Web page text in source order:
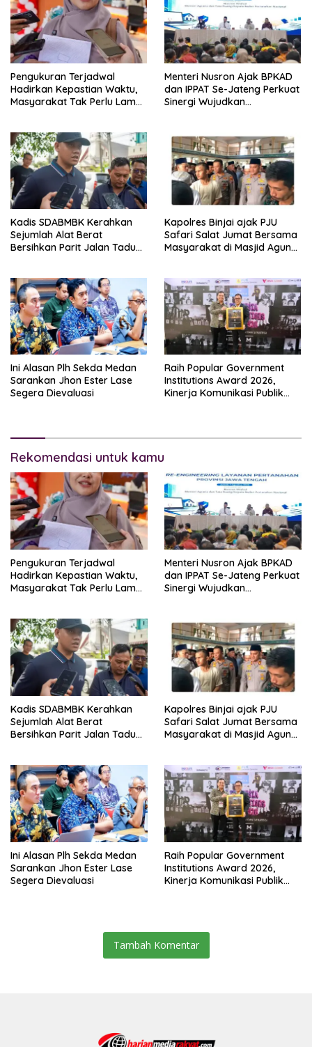
Pengukuran Terjadwal
Hadirkan Kepastian Waktu,
Masyarakat Tak Perlu Lama
Menteri Nusron Ajak BPKAD
dan IPPAT Se-Jateng Perkuat
Sinergi Wujudkan
Kadis SDABMBK Kerahkan
Sejumlah Alat Berat
Bersihkan Parit Jalan Taduan
Kapolres Binjai ajak PJU
Safari Salat Jumat Bersama
Masyarakat di Masjid Agung
Ini Alasan Plh Sekda Medan
Sarankan Jhon Ester Lase
Segera Dievaluasi
Raih Popular Government
Institutions Award 2026,
Kinerja Komunikasi Publik
Rekomendasi untuk kamu
Pengukuran Terjadwal
Hadirkan Kepastian Waktu,
Masyarakat Tak Perlu Lama
Menteri Nusron Ajak BPKAD
dan IPPAT Se-Jateng Perkuat
Sinergi Wujudkan
Kadis SDABMBK Kerahkan
Sejumlah Alat Berat
Bersihkan Parit Jalan Taduan
Kapolres Binjai ajak PJU
Safari Salat Jumat Bersama
Masyarakat di Masjid Agung
Ini Alasan Plh Sekda Medan
Sarankan Jhon Ester Lase
Segera Dievaluasi
Raih Popular Government
Institutions Award 2026,
Kinerja Komunikasi Publik
Tambah Komentar